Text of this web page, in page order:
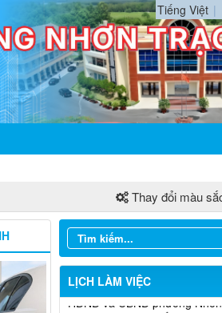
Tiếng Việt
Thay đổi màu
LỊCH LÀM VIỆC
Thông báo lịch làm việc
HĐND và UBND phường Nhơn
ngày 03/08/2026 đến ngày 08/